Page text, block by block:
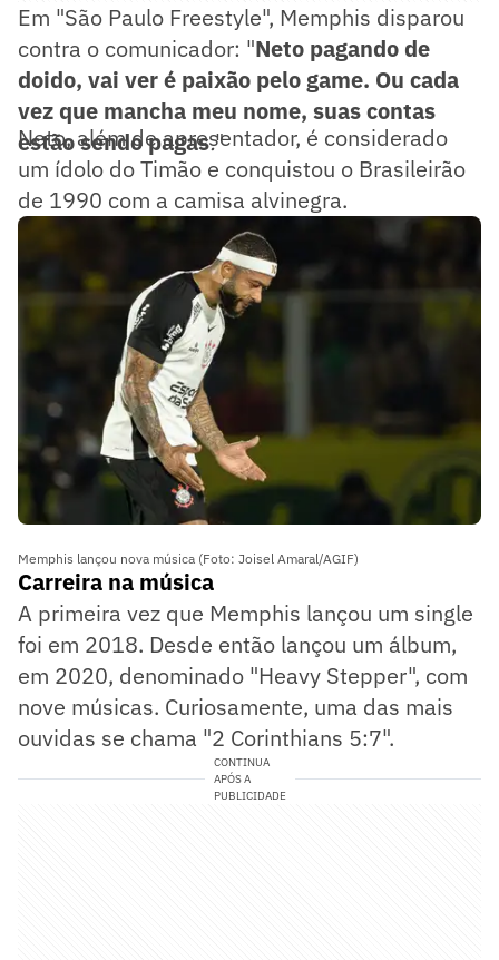
Em "São Paulo Freestyle", Memphis disparou
contra o comunicador: "Neto pagando de
doido, vai ver é paixão pelo game. Ou cada
vez que mancha meu nome, suas contas
estão sendo pagas."
Neto, além de apresentador, é considerado
um ídolo do Timão e conquistou o Brasileirão
de 1990 com a camisa alvinegra.
Memphis lançou nova música (Foto: Joisel Amaral/AGIF)
Carreira na música
A primeira vez que Memphis lançou um single
foi em 2018. Desde então lançou um álbum,
em 2020, denominado "Heavy Stepper", com
nove músicas. Curiosamente, uma das mais
ouvidas se chama "2 Corinthians 5:7".
CONTINUA
APÓS A
PUBLICIDADE